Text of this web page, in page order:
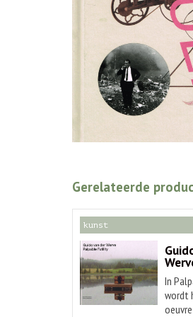
Gerelateerde
kunst
In
wordt